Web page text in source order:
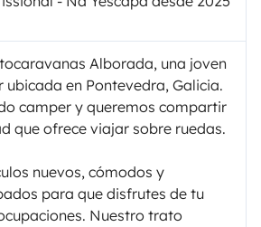
Alborada, una joven
en Pontevedra, Galicia.
camper y queremos compartir
que ofrece viajar sobre ruedas.
nuevos, cómodos y
para que disfrutes de tu
Nuestro trato